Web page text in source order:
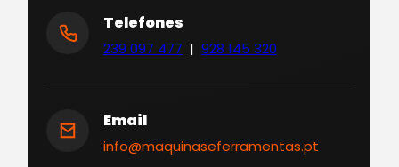
Telefones
239 097 477 | 928 145 320
Email
info@maquinaseferramentas.pt